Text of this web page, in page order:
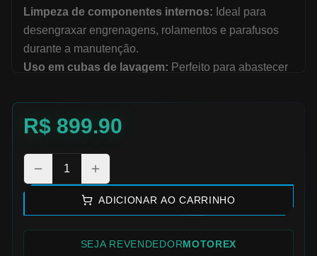
Limpeza de componentes internos: Ideal para
desengraxar engrenagens, rolamentos e parafusos
durante a manutenção.
Uso em cubas de lavagem: Perfeito para abastecer
circulação.
Manutenção elétrica:
danificar os componentes sensíveis.
ceras e óleos protetivos de peças novas antes da
montagem ou pintura.
Diferencial:
R$ 899.90
1
ADICIONAR AO CARRINHO
SEJA REVENDEDORMOTOREX